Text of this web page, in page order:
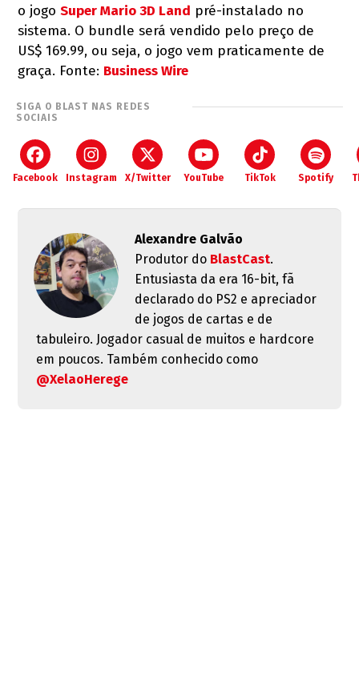
o jogoSuper Mario 3D Land pré-instalado no
sistema. O bundle será vendido pelo preço de
US$ 169.99, ou seja, o jogo vem praticamente de
graça. Fonte: Business Wire
SIGA O BLAST NAS REDES
SOCIAIS
Facebook Instagram X/Twitter YouTube TikTok Spotify
Alexandre Galvão
Produtor do BlastCast.
Entusiasta da era 16-bit, fã
declarado do PS2 e apreciador
de jogos de cartas e de
tabuleiro. Jogador casual de muitos e hardcore
em poucos. Também conhecido como
@XelaoHerege